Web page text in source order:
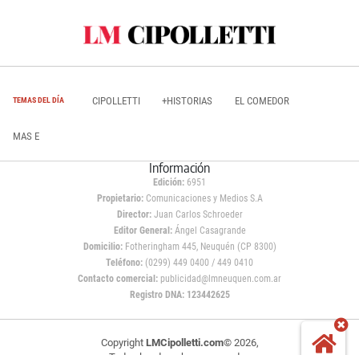
TEMAS DEL DÍA CIPOLLETTI +HISTORIAS EL COMEDOR
MAS E
Información
Edición: 6951
Propietario:Comunicaciones y Medios S.A
Director: Juan Carlos Schroeder
Editor General:Ángel Casagrande
Domicilio:Fotheringham 445, Neuquén (CP 8300)
Teléfono: (0299) 449 0400 / 449 0410
Contacto comercial: publicidad@lmneuquen.com.ar
Registro DNA: 123442625
Copyright LMCipolletti.com© 2026,